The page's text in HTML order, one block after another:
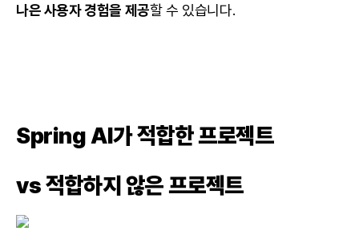
나은 사용자 경험을 제공할 수 있습니다.
Spring AI가 적합한 프로젝트
vs 적합하지 않은 프로젝트